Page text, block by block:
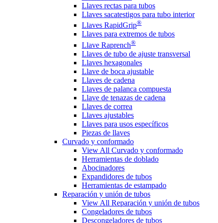
Llaves rectas para tubos
Llaves sacatestigos para tubo interior
Llaves RapidGrip®
Llaves para extremos de tubos
Llave Raprench®
Llaves de tubo de ajuste transversal
Llaves hexagonales
Llave de boca ajustable
Llaves de cadena
Llaves de palanca compuesta
Llave de tenazas de cadena
Llaves de correa
Llaves ajustables
Llaves para usos específicos
Piezas de llaves
Curvado y conformado
View All Curvado y conformado
Herramientas de doblado
Abocinadores
Expandidores de tubos
Herramientas de estampado
Reparación y unión de tubos
View All Reparación y unión de tubos
Congeladores de tubos
Descongeladores de tubos